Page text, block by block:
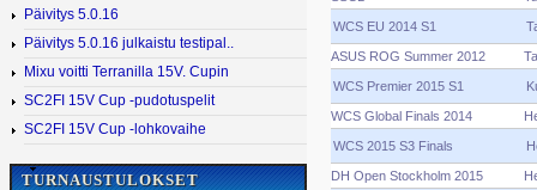
Päivitys 5.0.16
Päivitys 5.0.16 julkaistu testipal..
Mixu voitti Terranilla 15V. Cupin
SC2FI 15V Cup -pudotuspelit
SC2FI 15V Cup -lohkovaihe
TURNAUSTULOKSET
WCS EU 2014 S1
ASUS ROG Summer 2012
WCS Premier 2015 S1
WCS Global Finals 2014
WCS 2015 S3 Finals
DH Open Stockholm 2015